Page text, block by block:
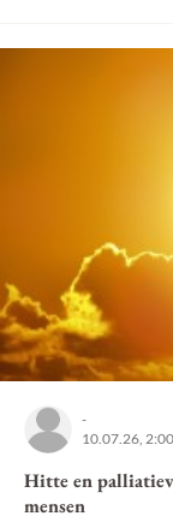
-
10.07.26,
Hitte en
mensen